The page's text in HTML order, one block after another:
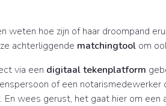
weten hoe zijn of haar droompand
achterliggende matchingtool om
via een digitaal tekenplatform
of een notarismedewerker
wees gerust, het gaat hier om